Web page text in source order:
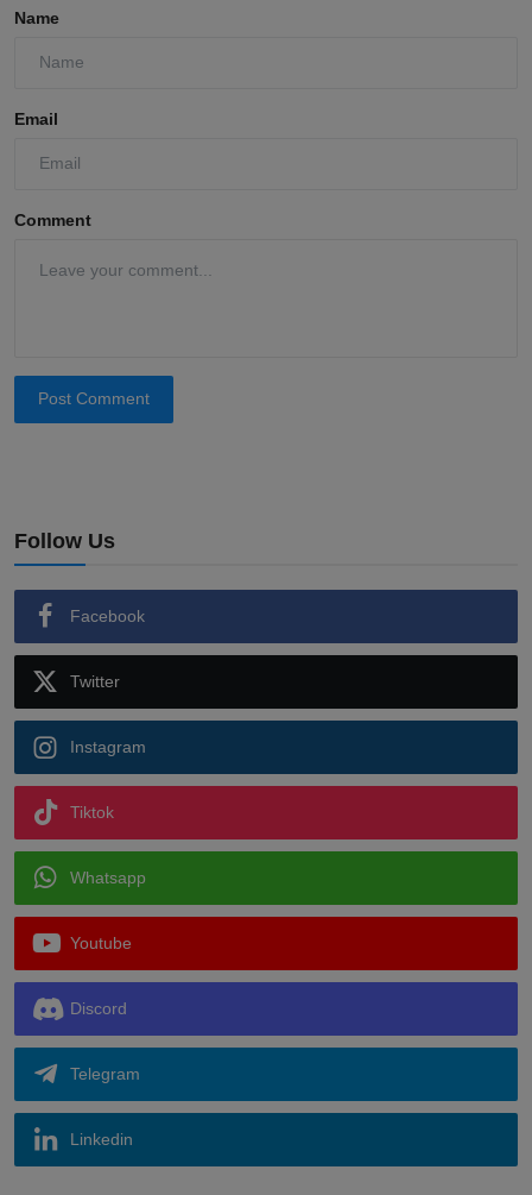
Name
Email
Comment
Post Comment
Follow Us
Facebook
Twitter
Instagram
Tiktok
Whatsapp
Youtube
Discord
Telegram
Linkedin